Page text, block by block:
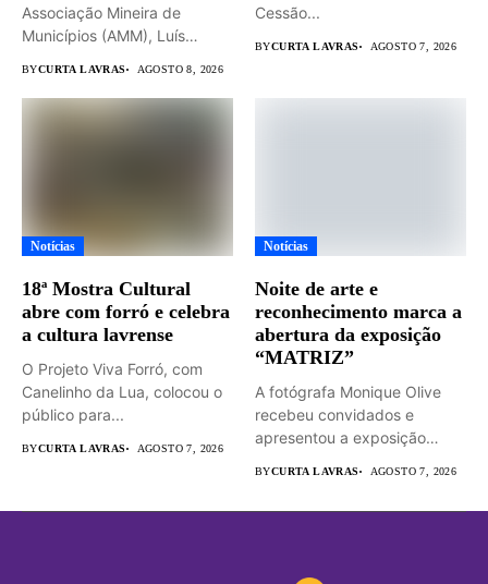
Associação Mineira de
Municípios (AMM), Luís
BYCURTA LAVRAS AGOSTO 8, 2026
Cessão...
BYCURTA LAVRAS AGOSTO 7, 2026
Notícias
18ª Mostra Cultural
abre com forró e celebra
a cultura lavrense
O Projeto Viva Forró, com
Canelinho da Lua, colocou o
público para...
BYCURTA LAVRAS AGOSTO 7, 2026
Notícias
Noite de arte e
reconhecimento marca a
abertura da exposição
“MATRIZ”
A fotógrafa Monique Olive
recebeu convidados e
apresentou a exposição
BYCURTA LAVRAS AGOSTO 7, 2026